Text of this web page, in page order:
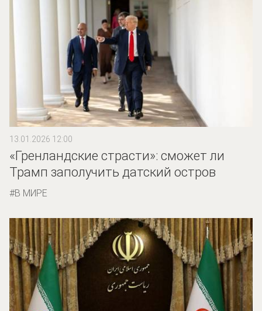
13.01.2026 12:00
«Гренландские страсти»: сможет ли
Трамп заполучить датский остров
В МИРЕ